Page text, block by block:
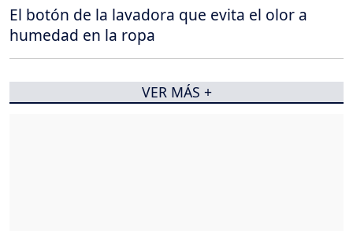
El botón de la lavadora que evita el olor a
humedad en la ropa
VER MÁS +